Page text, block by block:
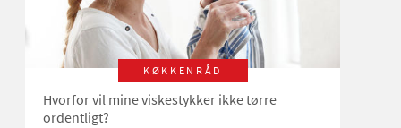
KØKKENRÅD
Hvorfor vil mine viskestykker ikke tørre
ordentligt?